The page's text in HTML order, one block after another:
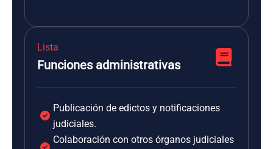
Lista
Funciones administrativas
Publicación de edictos y notificaciones
judiciales.
Colaboración con otros órganos judiciales